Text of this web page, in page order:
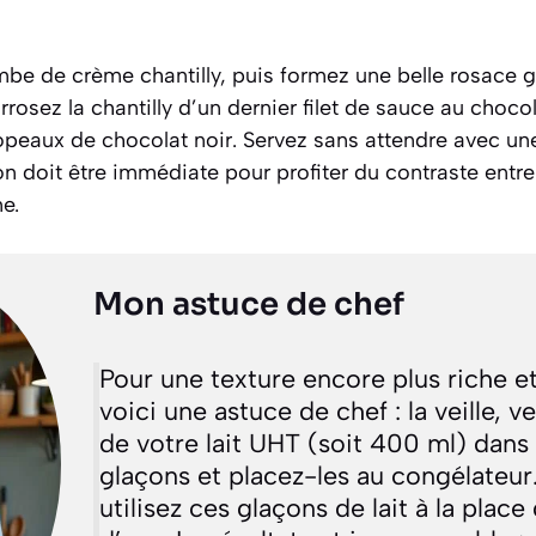
de crème chantilly, puis formez une belle rosace
la chantilly d’un dernier filet de sauce au
de chocolat noir. Servez sans attendre avec
doit être immédiate pour profiter du contraste
Mon astuce de chef
Pour une texture encore plus riche
voici une astuce de chef : la veille,
de votre lait UHT (soit 400 ml) dans
glaçons et placez-les au
utilisez ces glaçons de lait à la place